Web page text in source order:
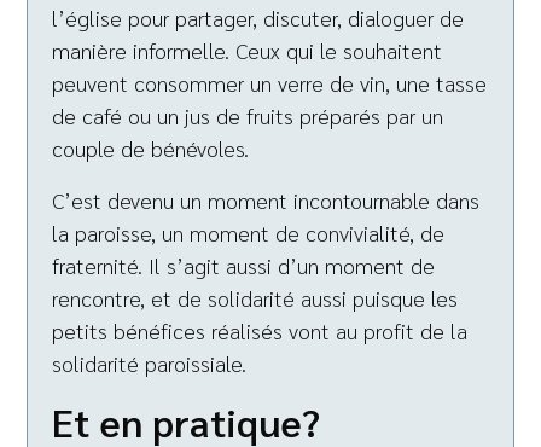
l’église pour partager, discuter, dialoguer de
manière informelle. Ceux qui le souhaitent
peuvent consommer un verre de vin, une tasse
de café ou un jus de fruits préparés par un
couple de bénévoles.
C’est devenu un moment incontournable dans
la paroisse, un moment de convivialité, de
fraternité. Il s’agit aussi d’un moment de
rencontre, et de solidarité aussi puisque les
petits bénéfices réalisés vont au profit de la
solidarité paroissiale.
Et en pratique?